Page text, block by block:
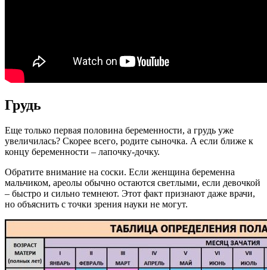
Грудь
Еще только первая половина беременности, а грудь уже
увеличилась? Скорее всего, родите сыночка. А если ближе к
концу беременности ‒ лапочку-дочку.
Обратите внимание на соски. Если женщина беременна
мальчиком, ареолы обычно остаются светлыми, если девочкой
‒ быстро и сильно темнеют. Этот факт признают даже врачи,
но объяснить с точки зрения науки не могут.